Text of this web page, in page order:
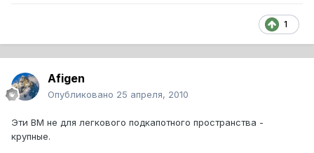
1
Afigen
Опубликовано 25 апреля, 2010
Эти ВМ не для легкового подкапотного пространства -
крупные.